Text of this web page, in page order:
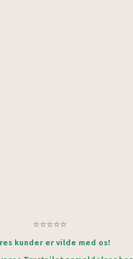
⭐⭐⭐⭐⭐
kunder er vilde med os!